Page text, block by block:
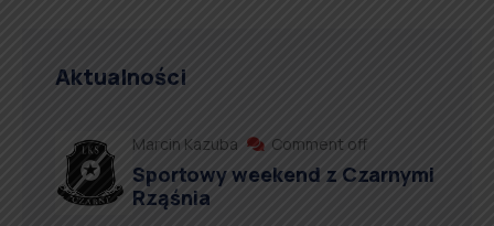
Aktualności
Marcin Kazuba Comment off
Sportowy weekend z Czarnymi
Rząśnia